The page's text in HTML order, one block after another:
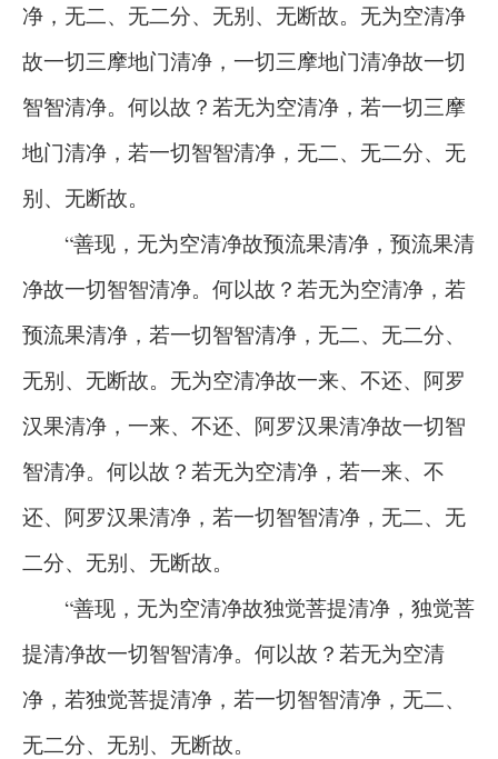
净，无二、无二分、无别、无断故。无为空清净
故一切三摩地门清净，一切三摩地门清净故一切
智智清净。何以故？若无为空清净，若一切三摩
地门清净，若一切智智清净，无二、无二分、无
别、无断故。
“善现，无为空清净故预流果清净，预流果清
净故一切智智清净。何以故？若无为空清净，若
预流果清净，若一切智智清净，无二、无二分、
无别、无断故。无为空清净故一来、不还、阿罗
汉果清净，一来、不还、阿罗汉果清净故一切智
智清净。何以故？若无为空清净，若一来、不
还、阿罗汉果清净，若一切智智清净，无二、无
二分、无别、无断故。
“善现，无为空清净故独觉菩提清净，独觉菩
提清净故一切智智清净。何以故？若无为空清
净，若独觉菩提清净，若一切智智清净，无二、
无二分、无别、无断故。